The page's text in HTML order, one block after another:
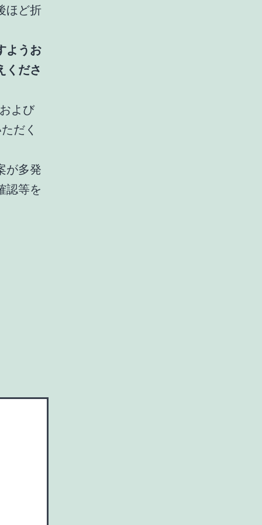
ほど折
ようお
くださ
よび
だく
が多発
認等を